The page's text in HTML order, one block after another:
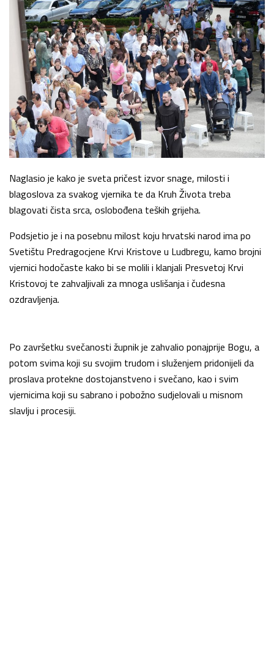
Naglasio je kako je sveta pričest izvor snage, milosti i
blagoslova za svakog vjernika te da Kruh Života treba
blagovati čista srca, oslobođena teških grijeha.
Podsjetio je i na posebnu milost koju hrvatski narod ima po
Svetištu Predragocjene Krvi Kristove u Ludbregu, kamo brojni
vjernici hodočaste kako bi se molili i klanjali Presvetoj Krvi
Kristovoj te zahvaljivali za mnoga uslišanja i čudesna
ozdravljenja.
Po završetku svečanosti župnik je zahvalio ponajprije Bogu, a
potom svima koji su svojim trudom i služenjem pridonijeli da
proslava protekne dostojanstveno i svečano, kao i svim
vjernicima koji su sabrano i pobožno sudjelovali u misnom
slavlju i procesiji.